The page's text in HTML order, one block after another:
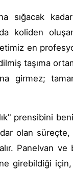
sığacak
koliden
en
taşıma
girmez;
prensibini
olan
Panelvan ve
girebildiği